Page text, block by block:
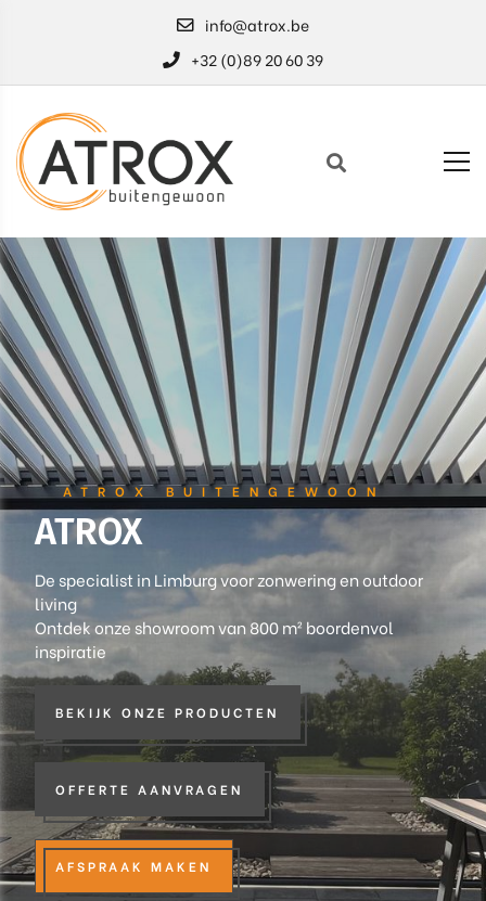
info@atrox.be
+32 (0)89 20 60 39
ATROX BUITENGEWOON
ATROX
De specialist in Limburg voor zonwering en outdoor
living
Ontdek onze showroom van 800 m² boordenvol
inspiratie
BEKIJK ONZE PRODUCTEN
OFFERTE AANVRAGEN
AFSPRAAK MAKEN